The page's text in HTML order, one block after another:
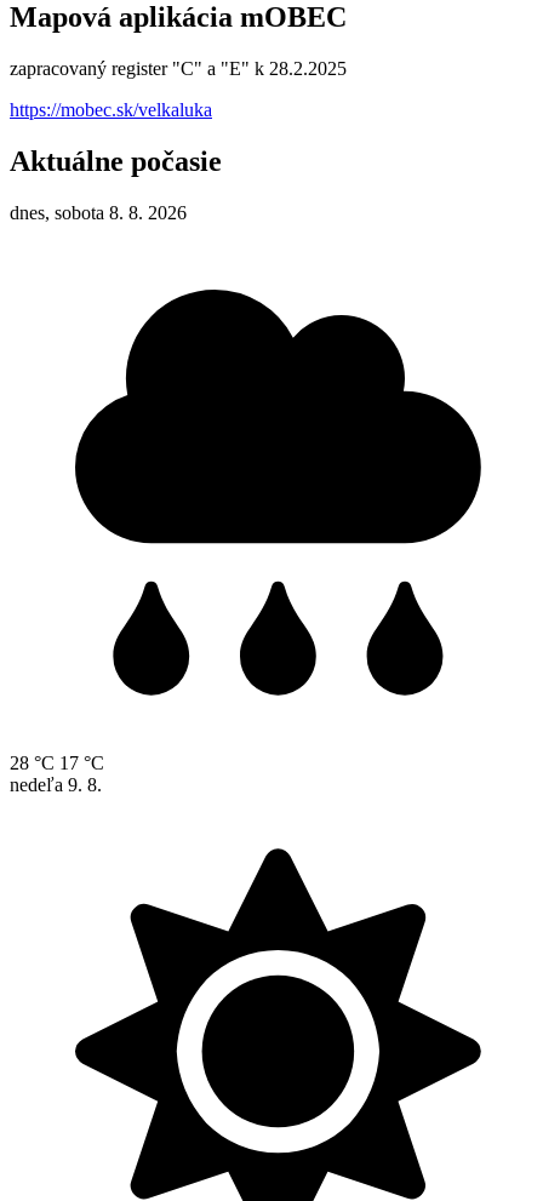
Mapová aplikácia mOBEC
zapracovaný register "C" a "E" k 28.2.2025
https://mobec.sk/velkaluka
Aktuálne počasie
dnes, sobota 8. 8. 2026
28 °C 17 °C
nedeľa 9. 8.